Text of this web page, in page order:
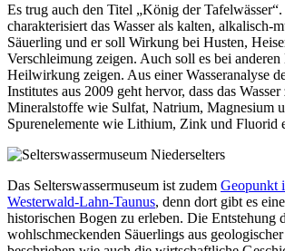
Es trug auch den Titel „König der
charakterisiert das Wasser als kalten, alkalisch-
Säuerling und er soll Wirkung bei Husten,
Verschleimung zeigen. Auch soll es bei
Heilwirkung zeigen. Aus einer Wasseranalyse
Institutes aus 2009 geht hervor, dass das
Mineralstoffe wie Sulfat, Natrium, Magnesium
Spurenelemente wie Lithium, Zink und Fluorid
Das Selterswassermuseum ist zudem Geopunkt
Westerwald-Lahn-Taunus, denn dort gibt es
historischen Bogen zu erleben. Die Entstehung
wohlschmeckenden Säuerlings aus